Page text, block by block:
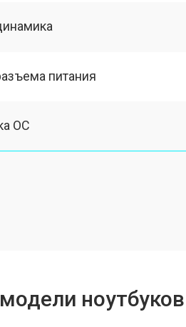
питания
ОС